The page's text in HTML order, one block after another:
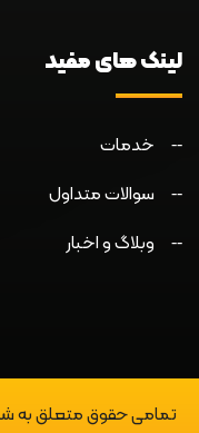
لینک های مفید
خدمات
سوالات متداول
وبلاگ و اخبار
تمامی حقوق متعلق به